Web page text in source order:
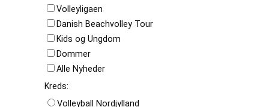
Volleyligaen
Danish Beachvolley Tour
Kids og Ungdom
Dommer
Alle Nyheder
Kreds:
Volleyball Nordjylland